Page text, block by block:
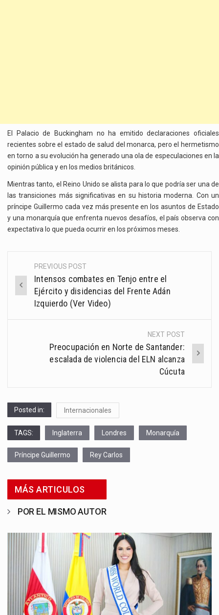
El Palacio de Buckingham no ha emitido declaraciones oficiales
recientes sobre el estado de salud del monarca, pero el hermetismo
en torno a su evolución ha generado una ola de especulaciones en la
opinión pública y en los medios británicos.
Mientras tanto, el Reino Unido se alista para lo que podría ser una de
las transiciones más significativas en su historia moderna. Con un
príncipe Guillermo cada vez más presente en los asuntos de Estado
y una monarquía que enfrenta nuevos desafíos, el país observa con
expectativa lo que pueda ocurrir en los próximos meses.
Post
navigation
PREVIOUS POST
Intensos combates en Tenjo entre el
Ejército y disidencias del Frente Adán
Izquierdo (Ver Video)
NEXT POST
Preocupación en Norte de Santander:
escalada de violencia del ELN alcanza
Cúcuta
Posted in: Internacionales
TAGS: Inglaterra Londres Monarquía
Príncipe Guillermo Rey Carlos
MÁS ARTICULOS
POR EL MISMO AUTOR